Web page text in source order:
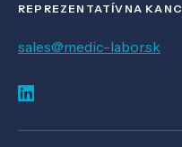
REPREZENTATÍVNA
sales@medic-labor.sk